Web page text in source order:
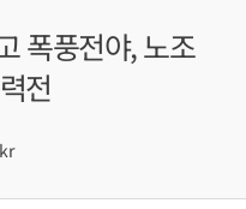
폭풍전야, 노조
전